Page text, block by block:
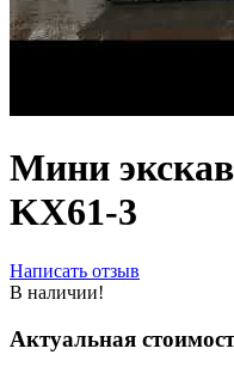
Мини
KX61-3
Написать отзыв
В наличии!
Актуальная